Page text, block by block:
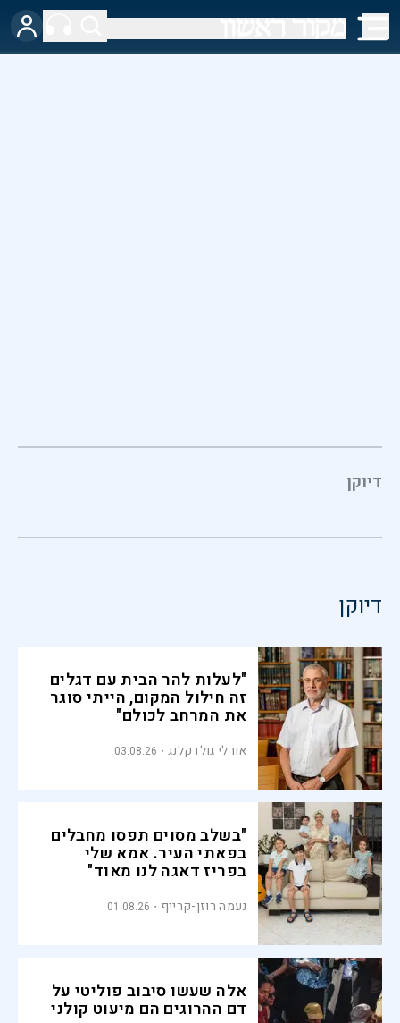
דיוקן
דיוקן
"לעלות להר הבית עם דגלים
זה חילול המקום, הייתי סוגר
את המרחב לכולם"
אורלי גולדקלנג 03.08.26
"בשלב מסוים תפסו מחבלים
בפאתי העיר. אמא שלי
בפריז דאגה לנו מאוד"
נעמה רוזן-קרייף 01.08.26
אלה שעשו סיבוב פוליטי על
דם ההרוגים הם מיעוט קולני